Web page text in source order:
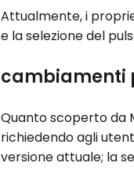
Attualmente, i
e la selezione del
cambiamenti
Quanto scoperto da
richiedendo agli
versione attuale; la